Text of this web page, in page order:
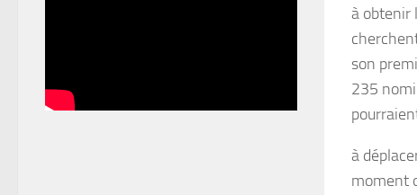
à obtenir
son
235
à
moment